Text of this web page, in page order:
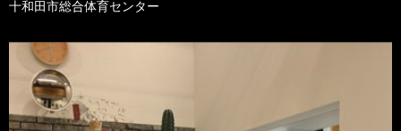
十和田市総合体育センター